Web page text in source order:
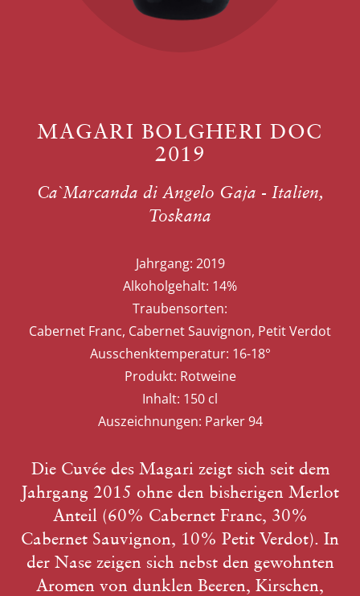
MAGARI BOLGHERI DOC
2019
Ca`Marcanda di Angelo Gaja - Italien,
Toskana
Jahrgang: 2019
Alkoholgehalt: 14%
Traubensorten:
Cabernet Franc, Cabernet Sauvignon, Petit Verdot
Ausschenktemperatur: 16-18°
Produkt: Rotweine
Inhalt: 150 cl
Auszeichnungen: Parker 94
Die Cuvée des Magari zeigt sich seit dem
Jahrgang 2015 ohne den bisherigen Merlot
Anteil (60% Cabernet Franc, 30%
Cabernet Sauvignon, 10% Petit Verdot). In
der Nase zeigen sich nebst den gewohnten
Aromen von dunklen Beeren, Kirschen,